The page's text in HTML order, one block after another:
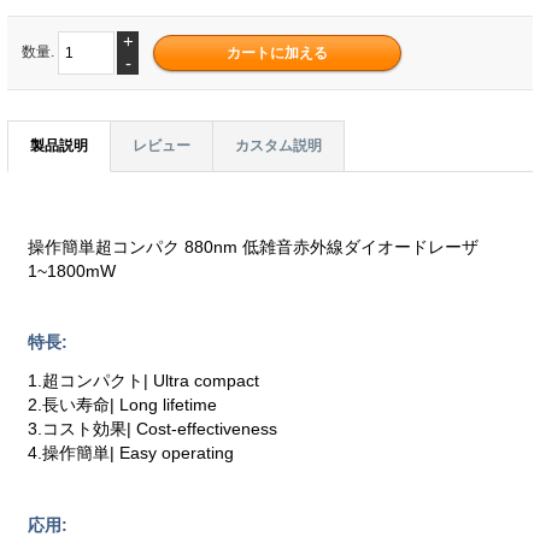
数量.
+
-
製品説明 レビュー カスタム説明
操作簡単超コンパク 880nm 低雑音赤外線ダイオードレーザ
1~1800mW
特長:
1.超コンパクト| Ultra compact
2.長い寿命| Long lifetime
3.コスト効果| Cost-effectiveness
4.操作簡単| Easy operating
応用: